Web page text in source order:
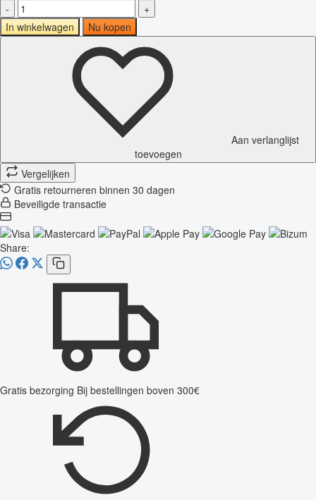
-
+
In winkelwagen
Nu kopen
Aan verlanglijst
toevoegen
Vergelijken
Gratis retourneren binnen 30 dagen
Beveiligde transactie
Share:
Gratis bezorging Bij bestellingen boven 300€